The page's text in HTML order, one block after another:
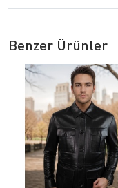
Benzer Ürünler